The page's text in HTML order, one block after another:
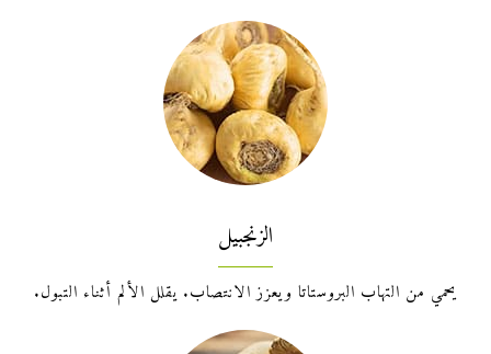
الزنجبيل
يحمي من التهاب البروستاتا ويعزز الانتصاب. يقلل الألم أثناء التبول.